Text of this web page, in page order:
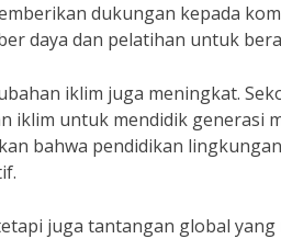
dukungan kepada
daya dan pelatihan untuk
iklim juga meningkat.
iklim untuk mendidik generasi
bahwa pendidikan
juga tantangan global